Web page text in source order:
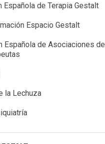
Española de Terapia Gestalt
Espacio Gestalt
Española de Asociaciones de
la Lechuza